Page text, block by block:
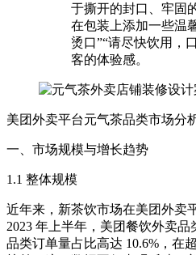
于撕开的封口、牢固
在包装上添加一些温
烫口”“请尽快饮用，
客的体验感。
美团外卖平台元气茶品类市场分
一、市场规模与增长趋势​
1.1 整体规模​
近年来，新茶饮市场在美团外卖
2023 年上半年，美团餐饮外卖
品类订单量占比高达 10.6%，在